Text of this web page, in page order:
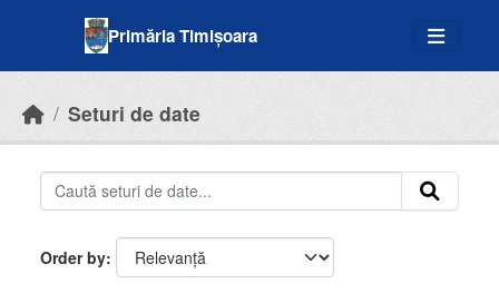
Primăria Timișoara
Seturi de date
Order by